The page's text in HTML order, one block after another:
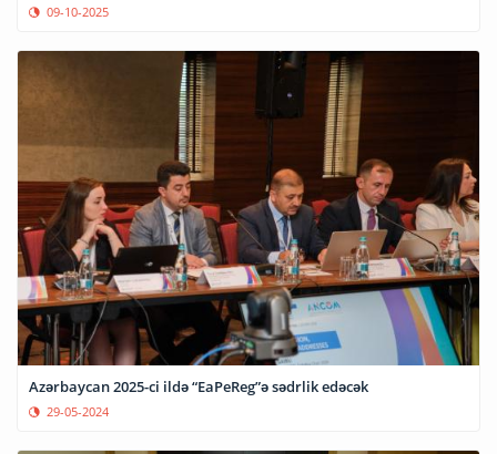
09-10-2025
Azərbaycan 2025-ci ildə “EaPeReg”ə sədrlik edəcək
29-05-2024